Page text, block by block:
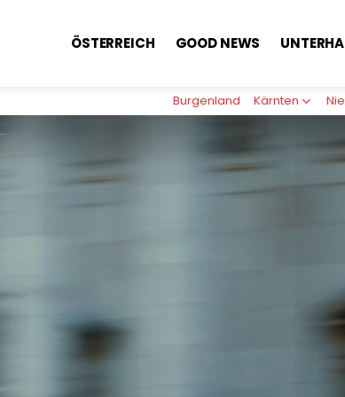
ÖSTERREICH GOOD NEWS
Burgenland Kärnten